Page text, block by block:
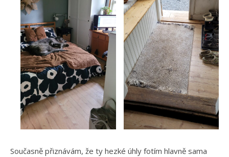
Současně přiznávám, že ty hezké úhly fotím hlavně sama